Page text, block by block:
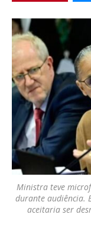
Ministra teve
durante audiência.
aceitaria ser